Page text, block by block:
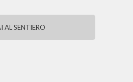
AL SENTIERO